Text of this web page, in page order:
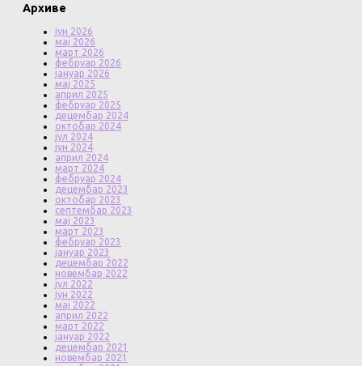
Архиве
јун 2026
мај 2026
март 2026
фебруар 2026
јануар 2026
мај 2025
април 2025
фебруар 2025
децембар 2024
октобар 2024
јул 2024
јун 2024
април 2024
март 2024
фебруар 2024
децембар 2023
октобар 2023
септембар 2023
мај 2023
март 2023
фебруар 2023
јануар 2023
децембар 2022
новембар 2022
јул 2022
јун 2022
мај 2022
април 2022
март 2022
јануар 2022
децембар 2021
новембар 2021